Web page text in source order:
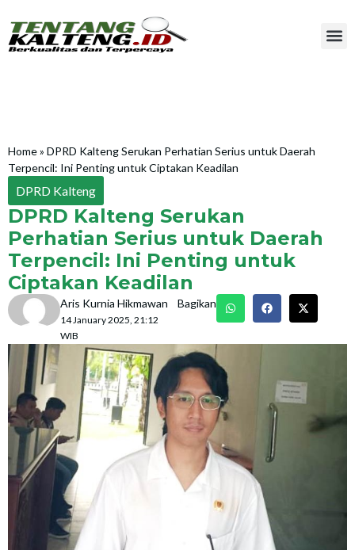
Home» DPRD Kalteng Serukan Perhatian Serius untuk Daerah
Terpencil: Ini Penting untuk Ciptakan Keadilan
DPRD Kalteng
DPRD Kalteng Serukan
Perhatian Serius untuk Daerah
Terpencil: Ini Penting untuk
Ciptakan Keadilan
Aris Kurnia Hikmawan
14 January 2025, 21:12
WIB
Bagikan